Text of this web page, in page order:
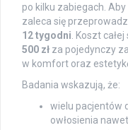
po kilku zabiegach.
zaleca się
12 tygodni . Koszt
500 zł za pojedynczy
w komfort oraz
Badania wskazują, że:
wielu pacjentów
owłosienia